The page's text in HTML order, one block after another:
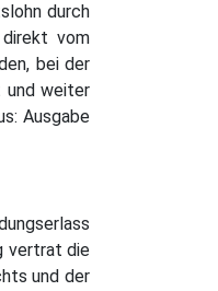
durch
direkt vom
bei der
und weiter
Ausgabe
vertrat die
und der